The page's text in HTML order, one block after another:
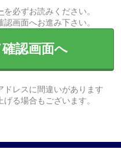
を必ずお読みください。
画面へお進み下さい。
認画面へ
レスに間違いがあります
る場合もございます。